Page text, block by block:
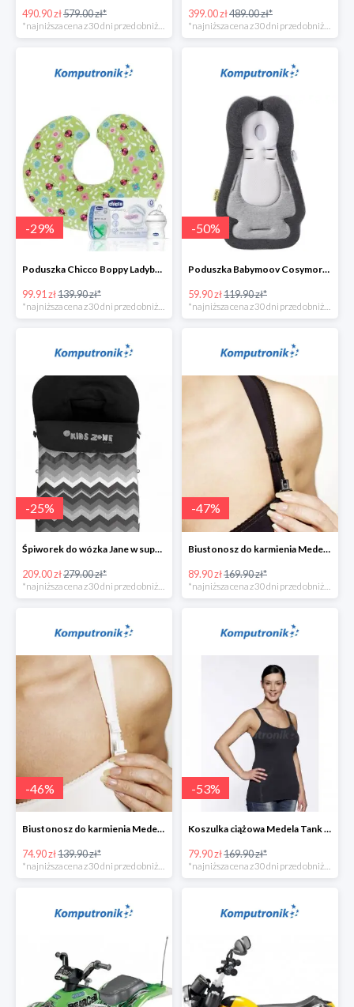
490.90 zł579.00 zł*
*najniższa cena z 30 dni przed obniżką
399.00 zł489.00 zł*
*najniższa cena z 30 dni przed obniżką
-29%
Poduszka Chicco Boppy Ladybug Lane+wyprawkaw super cenie
99.91 zł139.90 zł*
-50%
Poduszka Babymoov Cosymorpho w super cenie
59.90 zł119.90 zł*
-25%
Śpiworek do wózka Jane w super cenie
209.00 zł279.00 zł*
*najniższa cena z 30 dni przed obniżką
-47%
Biustonosz do karmienia Medela CINDY w super cenie
89.90 zł169.90 zł*
*najniższa cena z 30 dni przed obniżką
-46%
Biustonosz do karmienia Medela EVA w super cenie
74.90 zł139.90 zł*
*najniższa cena z 30 dni przed obniżką
-53%
Koszulka ciążowa Medela Tank Top w super cenie
79.90 zł169.90 zł*
*najniższa cena z 30 dni przed obniżką